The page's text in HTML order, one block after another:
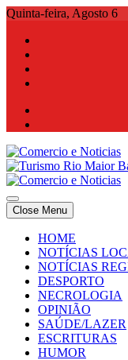
Skip
content
Quinta-feira, Agosto 6
Comercio e Noticias
Notícias e Publicidade
Comercio e Noticias
Notícias e Publicidade
Close Menu
HOME
NOTÍCIAS
NOTÍCIAS
DESPORTO
NECROLOGIA
OPINIÃO
SAÚDE/LAZER
ESCRITURAS
HUMOR